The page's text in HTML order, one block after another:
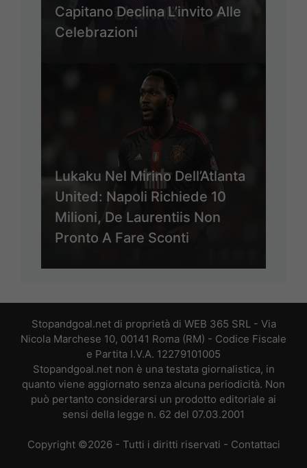
Capitano Declina L’invito Alle
Celebrazioni
Lukaku Nel Mirino Dell’Atlanta
United: Napoli Richiede 10
Milioni, De Laurentiis Non
Pronto A Fare Sconti
Stopandgoal.net di proprietà di WEB 365 SRL - Via
Nicola Marchese 10, 00141 Roma (RM) - Codice Fiscale
e Partita I.V.A. 12279101005
Stopandgoal.net non è una testata giornalistica, in
quanto viene aggiornato senza alcuna periodicità. Non
può pertanto considerarsi un prodotto editoriale ai
sensi della legge n. 62 del 07.03.2001
Copyright ©2026 - Tutti i diritti riservati - Contattaci